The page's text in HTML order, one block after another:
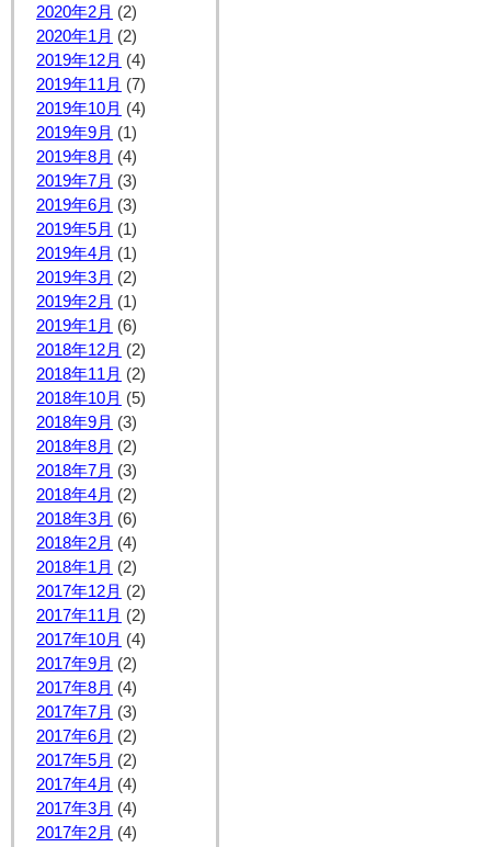
2020年2月 (2)
2020年1月 (2)
2019年12月 (4)
2019年11月 (7)
2019年10月 (4)
2019年9月 (1)
2019年8月 (4)
2019年7月 (3)
2019年6月 (3)
2019年5月 (1)
2019年4月 (1)
2019年3月 (2)
2019年2月 (1)
2019年1月 (6)
2018年12月 (2)
2018年11月 (2)
2018年10月 (5)
2018年9月 (3)
2018年8月 (2)
2018年7月 (3)
2018年4月 (2)
2018年3月 (6)
2018年2月 (4)
2018年1月 (2)
2017年12月 (2)
2017年11月 (2)
2017年10月 (4)
2017年9月 (2)
2017年8月 (4)
2017年7月 (3)
2017年6月 (2)
2017年5月 (2)
2017年4月 (4)
2017年3月 (4)
2017年2月 (4)